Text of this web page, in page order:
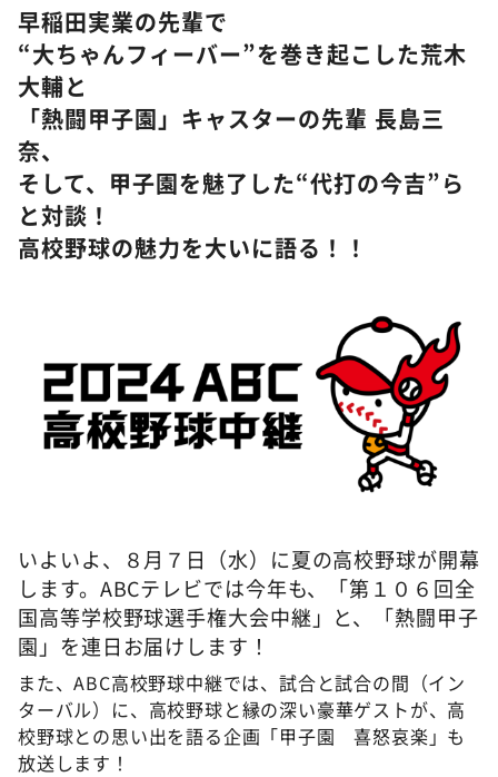
DAIGOも台所 ～きょうの献立 何にする？～
本日はダイアンなり！シーズン２
朝だ！生です旅サラダ
教えて！ニュースライブ 正義のミカタ
新婚さんいらっしゃい！
ポツンと一軒家
アナ回覧板
早稲田実業の先輩で
“大ちゃんフィーバー”を巻き起こした荒木
大輔と
「熱闘甲子園」キャスターの先輩 長島三
奈、
そして、甲子園を魅了した“代打の今吉”ら
と対談！
高校野球の魅力を大いに語る！！
©️ABCテレビ
いよいよ、８月７日（水）に夏の高校野球が開幕
します。ABCテレビでは今年も、「第１０６回全
国高等学校野球選手権大会中継」と、「熱闘甲子
園」を連日お届けします！
また、ABC高校野球中継では、試合と試合の間（イン
ターバル）に、高校野球と縁の深い豪華ゲストが、高
校野球との思い出を語る企画「甲子園 喜怒哀楽」も
放送します！